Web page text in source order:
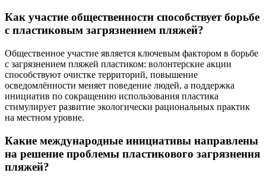
Как участие общественности способствует борьбе
с пластиковым загрязнением пляжей?
Общественное участие является ключевым фактором в борьбе
с загрязнением пляжей пластиком: волонтерские акции
способствуют очистке территорий, повышение
осведомлённости меняет поведение людей, а поддержка
инициатив по сокращению использования пластика
стимулирует развитие экологически рациональных практик
на местном уровне.
Какие международные инициативы направлены
на решение проблемы пластикового загрязнения
пляжей?